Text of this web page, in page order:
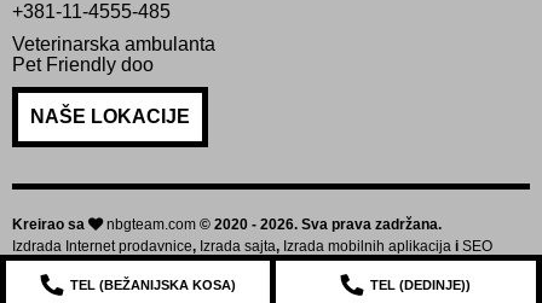
+381-11-4555-485
Veterinarska ambulanta
Pet Friendly doo
NAŠE LOKACIJE
Kreirao sa nbgteam.com © 2020 - 2026. Sva prava zadržana.
Izdrada Internet prodavnice, Izrada sajta, Izrada mobilnih aplikacija i SEO
TEL (BEŽANIJSKA KOSA) TEL (DEDINJE))